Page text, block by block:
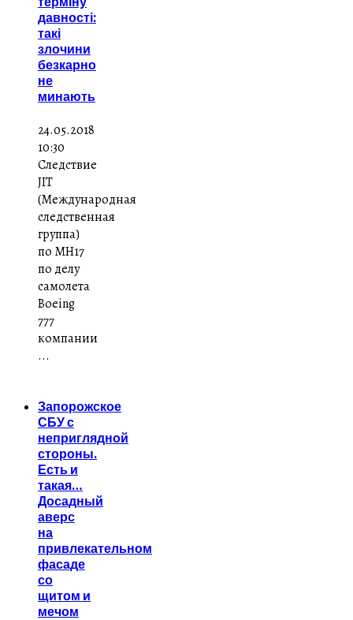
давності:
такі
злочини
безкарно
не
минають
24.05.2018
10:30
Следствие
JIT
(Международная
следственная
группа)
по MH17
по делу
самолета
Boeing
777
компании
...
Запорожское
СБУ с
неприглядной
стороны.
Есть и
такая…
Досадный
аверс
на
привлекательном
фасаде
со
щитом и
мечом